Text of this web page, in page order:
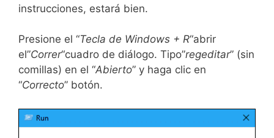
instrucciones, estará bien.
Presione el “Tecla de Windows + R“abrir
el”Correr“cuadro de diálogo. Tipo”regeditar” (sin
comillas) en el “Abierto” y haga clic en
“Correcto” botón.